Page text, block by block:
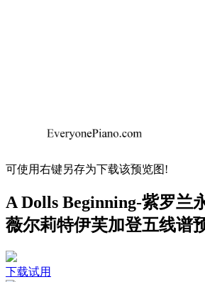
可使用右键另存为下载该预览图!
A Dolls Beginning-紫罗兰
薇尔莉特伊芙加登五线谱
下载试用